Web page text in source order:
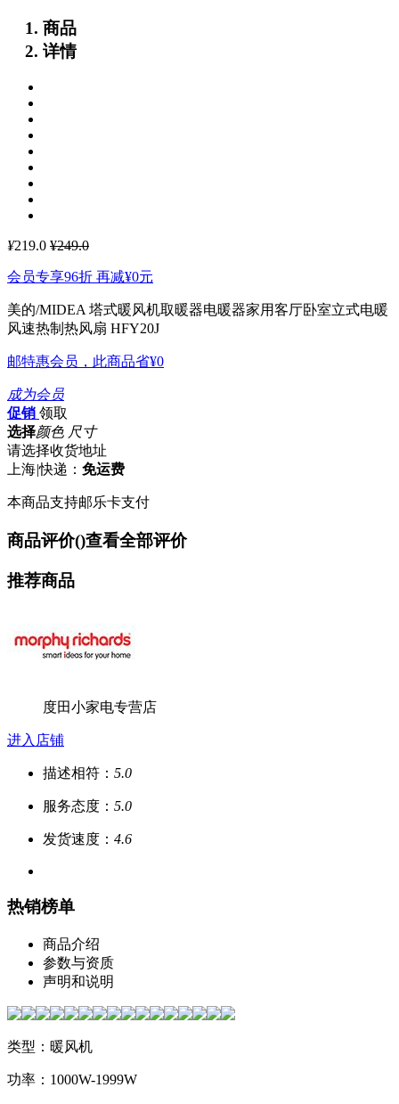
商品
详情
¥219.0 ¥249.0
会员专享96折 再减¥0元
美的/MIDEA 塔式暖风机取暖器电暖器家用客厅卧室立式电暖
风速热制热风扇 HFY20J
邮特惠会员，此商品省¥0
成为会员
促销 领取
选择颜色 尺寸
请选择收货地址
上海|快递： 免运费
本商品支持邮乐卡支付
商品评价()查看全部评价
推荐商品
度田小家电专营店
进入店铺
描述相符： 5.0
服务态度： 5.0
发货速度： 4.6
热销榜单
商品介绍
参数与资质
声明和说明
类型：暖风机
功率：1000W-1999W